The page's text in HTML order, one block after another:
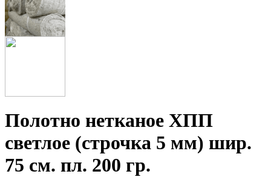
Полотно нетканое ХПП
светлое (строчка 5 мм) шир.
75 см. пл. 200 гр.